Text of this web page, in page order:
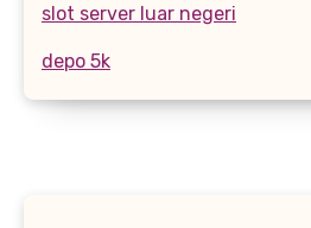
slot server luar negeri
depo 5k